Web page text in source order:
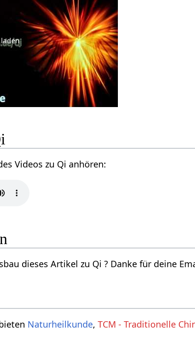
Videos zu Qi anhören:
dieses Artikel zu Qi ? Danke für deine
Naturheilkunde,TCM - Traditionelle